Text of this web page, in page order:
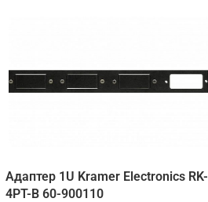
Адаптер 1U Kramer Electronics RK-
4PT-B 60-900110